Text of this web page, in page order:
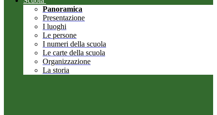
Panoramica
Presentazione
I luoghi
Le persone
I numeri della scuola
Le carte della scuola
Organizzazione
La storia